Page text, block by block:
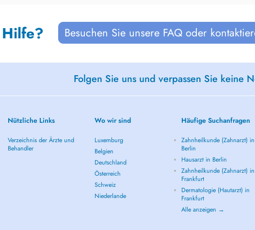
Besuchen Sie unsere FAQ oder
Folgen Sie uns und verpassen Sie keine
Nützliche Links
Verzeichnis der Ärzte und
Behandler
Wo wir sind
Luxemburg
Belgien
Deutschland
Österreich
Schweiz
Niederlande
Häufige Suchanfragen
Zahnheilkunde (Zahnarzt) in
Berlin
Hausarzt in Berlin
Zahnheilkunde (Zahnarzt) in
Frankfurt
Dermatologie (Hautarzt) in
Frankfurt
Alle anzeigen →